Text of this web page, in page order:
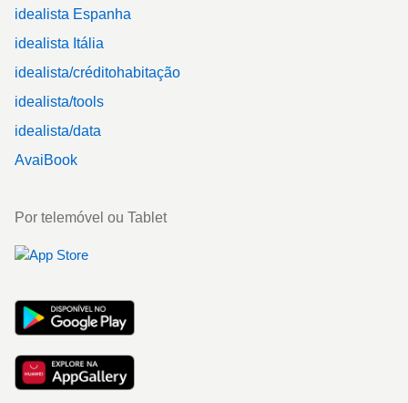
idealista Espanha
idealista Itália
idealista/créditohabitação
idealista/tools
idealista/data
AvaiBook
Por telemóvel ou Tablet